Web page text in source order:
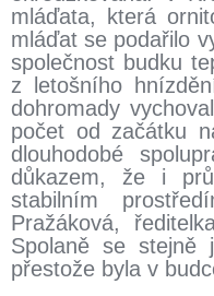
mláďata, která
mláďat se podařilo
společnost budku
z letošního
dohromady
počet od začátku
dlouhodobé
důkazem, že i
stabilním
Pražáková,
Spolaně se stejně
přestože byla v